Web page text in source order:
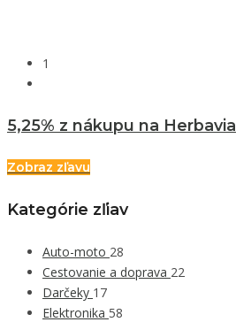
1
5,25% z nákupu na Herbavia
Zobraz zľavu
Kategórie zľiav
Auto-moto 28
Cestovanie a doprava 22
Darčeky 17
Elektronika 58